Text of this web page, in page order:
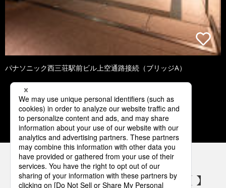
パナソニック西三荘駅前ビル上空通路接続（ブリッジA）
1 2 3 4 5
パナソニックの電気設備 SNSアカウント